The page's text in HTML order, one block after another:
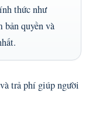
thức như
quyền và
trả phí giúp người